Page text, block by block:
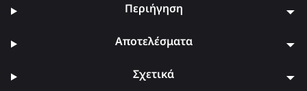
Περιήγηση
Αποτελέσματα
Σχετικά